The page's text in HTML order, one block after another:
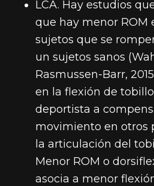
LCA. Hay estudios
que hay menor ROM
sujetos que se
un sujetos sanos
Rasmussen-Barr,
en la flexión de
deportista a
movimiento en otros
la articulación del
Menor ROM o
asocia a menor